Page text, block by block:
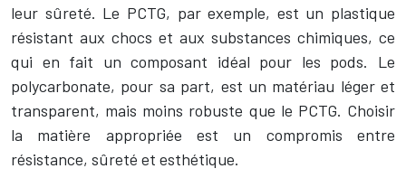
leur sûreté. Le PCTG, par exemple, est un plastique
résistant aux chocs et aux substances chimiques, ce
qui en fait un composant idéal pour les pods. Le
polycarbonate, pour sa part, est un matériau léger et
transparent, mais moins robuste que le PCTG. Choisir
la matière appropriée est un compromis entre
résistance, sûreté et esthétique.